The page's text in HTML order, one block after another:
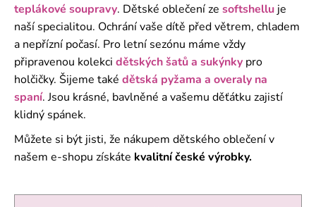
teplákové soupravy. Dětské oblečení ze softshellu je
naší specialitou. Ochrání vaše dítě před větrem, chladem
a nepřízní počasí. Pro letní sezónu máme vždy
připravenou kolekci dětských šatů a sukýnky pro
holčičky. Šijeme také dětská pyžama a overaly na
spaní. Jsou krásné, bavlněné avašemu děťátku zajistí
klidný spánek.
Můžete si být jisti, že nákupem dětského oblečení v
našem e-shopu získáte kvalitní české výrobky.
HLEDAT
D
o
p
o
u